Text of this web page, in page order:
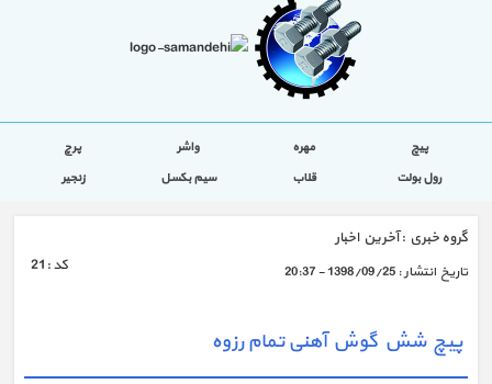
پیچ مهره واشر
پرچ
رول بولت
قلاب سیم بکسل زنجیر
گروه خبري :آخرین اخبار
تاريخ انتشار : 1398/09/25 - 20:37 كد : 21
پیچ شش گوش آهنی تمام رزوه